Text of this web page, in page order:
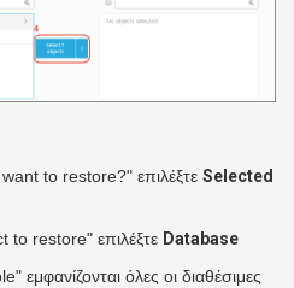
to restore?" επιλέξτε Selected
to restore" επιλέξτε Database
εμφανίζονται όλες οι διαθέσιμες